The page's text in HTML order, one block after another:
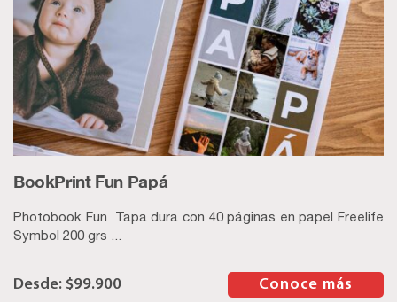
BookPrint Fun Papá
Photobook Fun Tapa dura con 40 páginas en papel Freelife
Symbol 200 grs ...
$99.900 Conoce más